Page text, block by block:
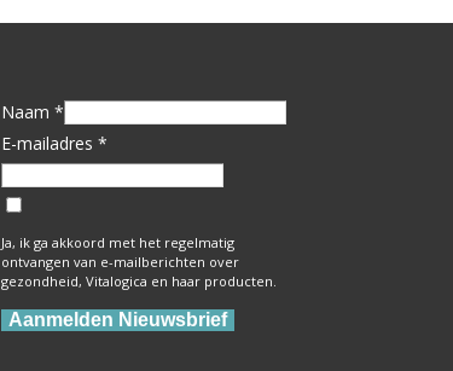
Naam *
E-mailadres *
Ja, ik ga akkoord met het regelmatig
ontvangen van e-mailberichten over
gezondheid, Vitalogica en haar producten.
Aanmelden Nieuwsbrief